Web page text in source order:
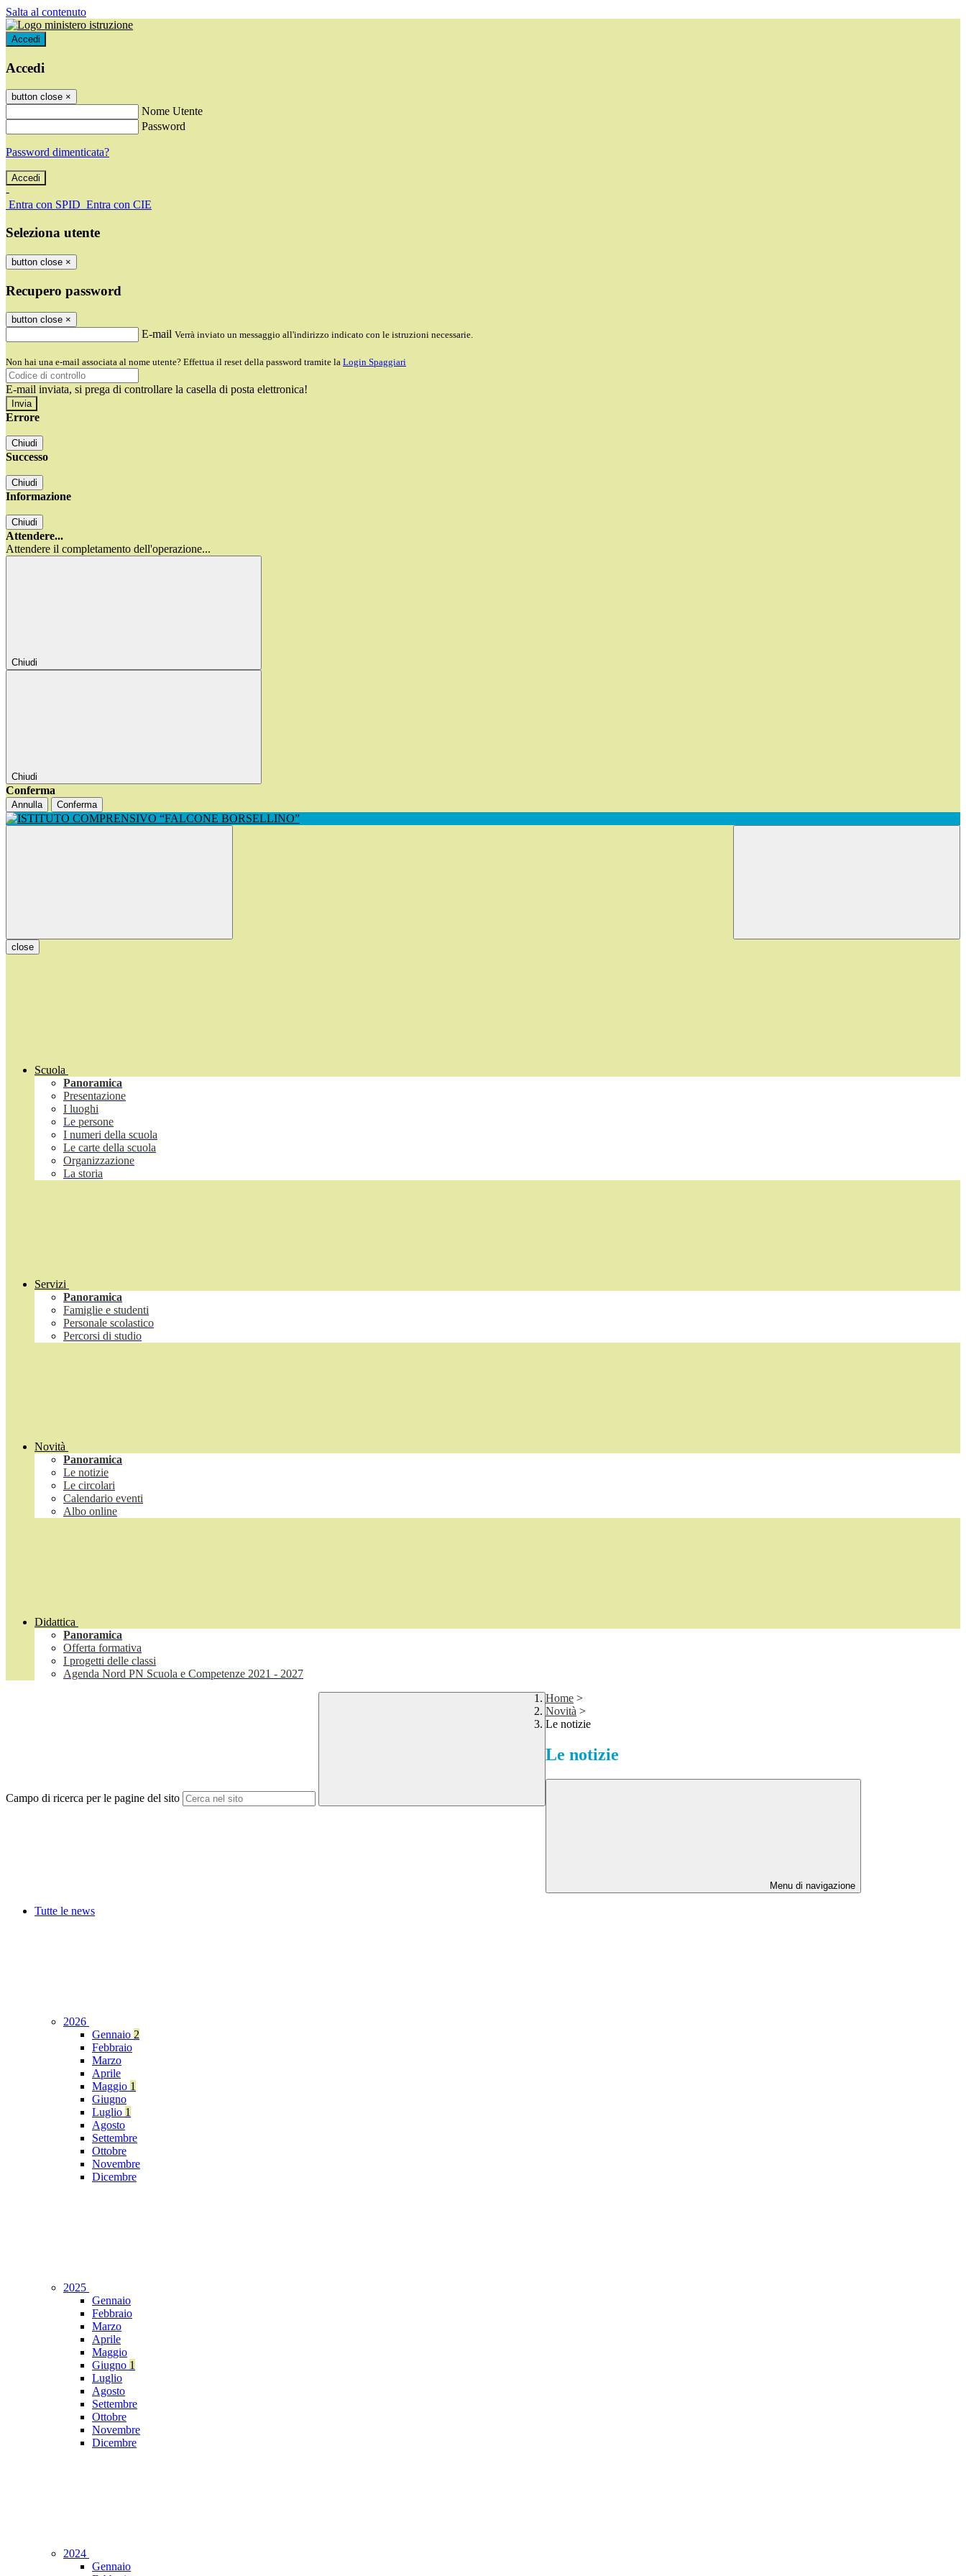
Salta al contenuto
Accedi
Accedi
button close ×
Nome Utente
Password
Password dimenticata?
-
Entra con SPID Entra con CIE
Seleziona utente
button close ×
Recupero password
button close ×
E-mail Verrà inviato un messaggio all'indirizzo indicato con le istruzioni necessarie.
Non hai una e-mail associata al nome utente? Effettua il reset della password tramite la Login Spaggiari
E-mail inviata, si prega di controllare la casella di posta elettronica!
Errore
Chiudi
Successo
Chiudi
Informazione
Chiudi
Attendere...
Attendere il completamento dell'operazione...
Chiudi
Chiudi
Conferma
Annulla Conferma
close
Scuola
Panoramica
Presentazione
I luoghi
Le persone
I numeri della scuola
Le carte della scuola
Organizzazione
La storia
Servizi
Panoramica
Famiglie e studenti
Personale scolastico
Percorsi di studio
Novità
Panoramica
Le notizie
Le circolari
Calendario eventi
Albo online
Didattica
Panoramica
Offerta formativa
I progetti delle classi
Agenda Nord PN Scuola e Competenze 2021 - 2027
Campo di ricerca per le pagine del sito
Home >
Novità >
Le notizie
Le notizie
Menu di navigazione
Tutte le news
2026
Gennaio 2
Febbraio
Marzo
Aprile
Maggio 1
Giugno
Luglio 1
Agosto
Settembre
Ottobre
Novembre
Dicembre
2025
Gennaio
Febbraio
Marzo
Aprile
Maggio
Giugno 1
Luglio
Agosto
Settembre
Ottobre
Novembre
Dicembre
2024
Gennaio